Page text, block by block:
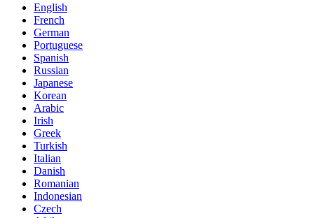
English
French
German
Portuguese
Spanish
Russian
Japanese
Korean
Arabic
Irish
Greek
Turkish
Italian
Danish
Romanian
Indonesian
Czech